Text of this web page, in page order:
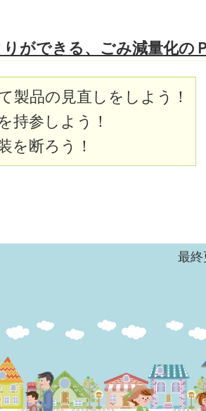
ができる、ごみ減量化の
製品の見直しをしよう！
持参しよう！
を断ろう！
最終